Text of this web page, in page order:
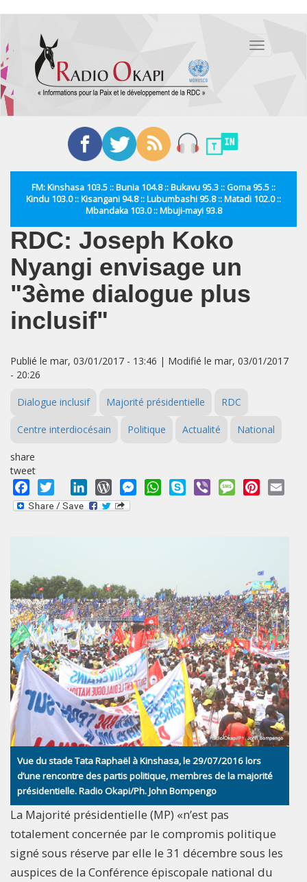
contenu
principal
Toggle
FM: Kinshasa 103.5 :: Bunia 104.8 :: Bukavu 95.3 :: Goma 95.5 ::
Kindu 103.0 :: Kisangani 94.8 :: Lubumbashi 95.8 :: Matadi 102.0 ::
Mbandaka 103.0 :: Mbuji-mayi 93.8
RDC: Joseph Koko
Nyangi envisage un
"3ème dialogue plus
inclusif"
Publié le mar, 03/01/2017 - 13:46 | Modifié le mar, 03/01/2017
- 20:26
Dialogue inclusif Majorité présidentielle RDC
Centre interdiocésain Politique Actualité National
share
tweet
Facebook
Twitter LinkedInWordPressMessengerWhatsApp
Skype Viber MessagePinterest
Vue du stade Tata Raphaël à Kinshasa, le 29/07/2016 lors
d’une rencontre des partis politique, membres de la majorité
présidentielle. Radio Okapi/Ph. John Bompengo
La Majorité présidentielle (MP) «n’est pas
totalement concernée par le compromis politique
signé sous réserve par elle le 31 décembre sous les
auspices de la Conférence épiscopale national du